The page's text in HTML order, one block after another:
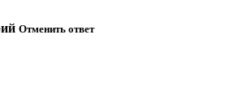
Отменить ответ